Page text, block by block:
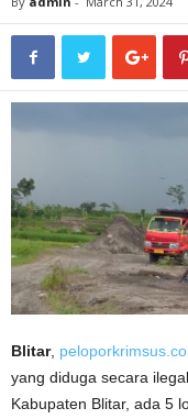
Blitar,
yang diduga secara
Kabupaten Blitar, ada 5